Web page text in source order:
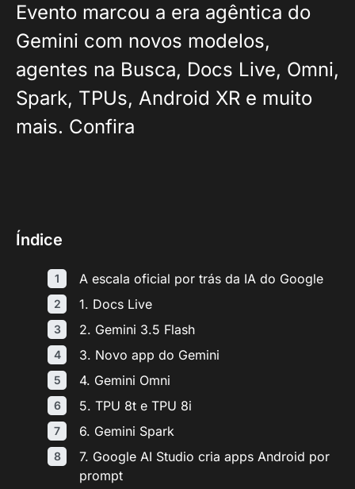
Evento marcou a era agêntica do
Gemini com novos modelos,
agentes na Busca, Docs Live, Omni,
Spark, TPUs, Android XR e muito
mais. Confira
Índice
A escala oficial por trás da IA do Google
1. Docs Live
2. Gemini 3.5 Flash
3. Novo app do Gemini
4. Gemini Omni
5. TPU 8t e TPU 8i
6. Gemini Spark
7. Google AI Studio cria apps Android por
prompt